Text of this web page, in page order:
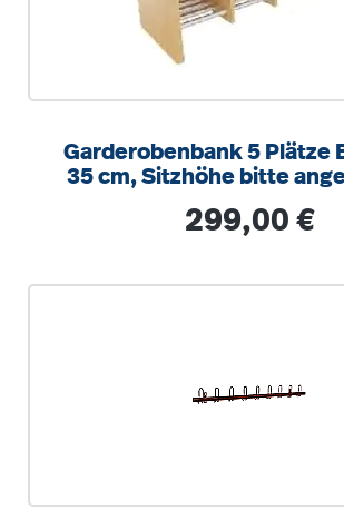
Garderobenbank 5 Plätze
35 cm, Sitzhöhe bitte
Regulärer Preis:
299,00 €